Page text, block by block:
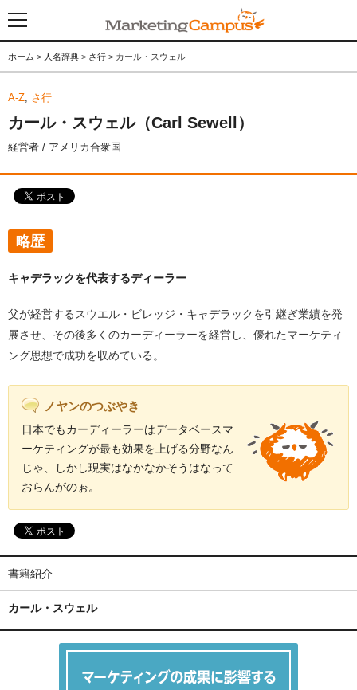
ホーム > 人名辞典 > さ行 > カール・スウェル
A-Z, さ行
カール・スウェル（Carl Sewell）
経営者 / アメリカ合衆国
略歴
キャデラックを代表するディーラー
父が経営するスウエル・ビレッジ・キャデラックを引継ぎ業績を発
展させ、その後多くのカーディーラーを経営し、優れたマーケティ
ング思想で成功を収めている。
ノヤンのつぶやき
日本でもカーディーラーはデータベースマ
ーケティングが最も効果を上げる分野なん
じゃ、しかし現実はなかなかそうはなって
おらんがのぉ。
書籍紹介
カール・スウェル